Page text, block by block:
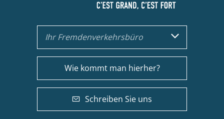
Ihr Fremdenverkehrsbüro
Wie kommt man hierher?
Schreiben Sie uns